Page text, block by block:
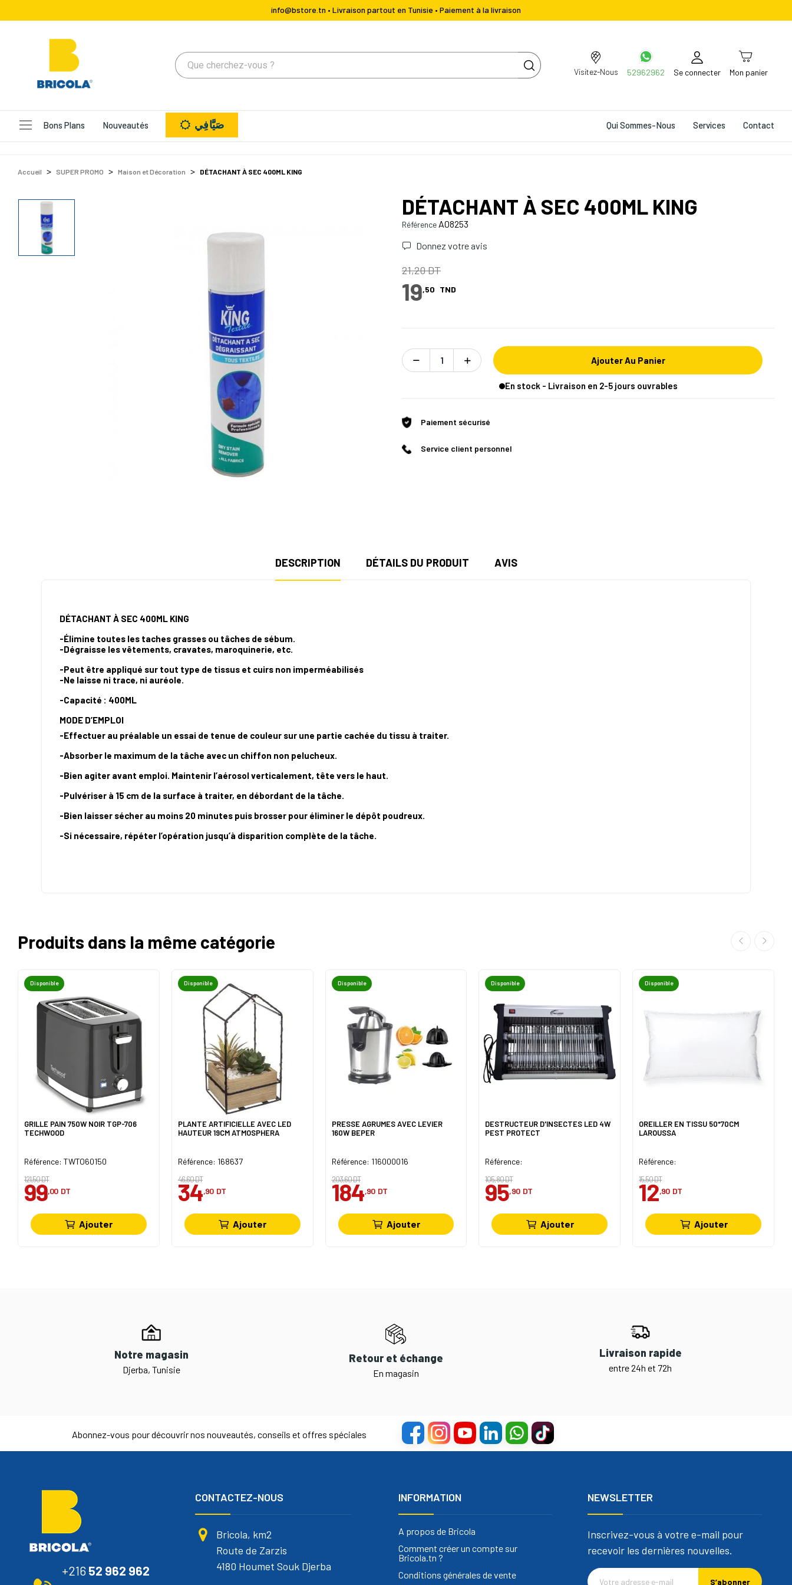
info@bstore.tn • Livraison partout en Tunisie • Paiement à la livraison
Visitez-Nous 52962962 Se connecter Mon panier
Bons Plans Nouveautés Qui Sommes-Nous Services Contact صَيَّافِي
Accueil SUPER PROMO Maison et Décoration DÉTACHANT À SEC 400ML KING
DÉTACHANT À SEC 400ML KING
Référence A08253
Donnez votre avis
21,20 DT
19,50 TND
Ajouter Au Panier
En stock - Livraison en 2-5 jours ouvrables
Paiement sécurisé
Service client personnel
DESCRIPTION DÉTAILS DU PRODUIT AVIS
DÉTACHANT À SEC 400ML KING
-Élimine toutes les taches grasses ou tâches de sébum.
-Dégraisse les vêtements, cravates, maroquinerie, etc.
-Peut être appliqué sur tout type de tissus et cuirs non imperméabilisés
-Ne laisse ni trace, ni auréole.
-Capacité : 400ML
MODE D’EMPLOI
-Effectuer au préalable un essai de tenue de couleur sur une partie cachée du tissu à traiter.
-Absorber le maximum de la tâche avec un chiffon non pelucheux.
-Bien agiter avant emploi. Maintenir l’aérosol verticalement, tête vers le haut.
-Pulvériser à 15 cm de la surface à traiter, en débordant de la tâche.
-Bien laisser sécher au moins 20 minutes puis brosser pour éliminer le dépôt poudreux.
-Si nécessaire, répéter l’opération jusqu’à disparition complète de la tâche.
Produits dans la même catégorie
Disponible
GRILLE PAIN 750W NOIR TGP-706
TECHWOOD
Référence: TWTO60150
121,50 DT
99,00 DT
Ajouter
Disponible
PLANTE ARTIFICIELLE AVEC LED
HAUTEUR 19CM ATMOSPHERA
Référence: 168637
46,60 DT
34,90 DT
Ajouter
Disponible
PRESSE AGRUMES AVEC LEVIER
160W BEPER
Référence: 116000016
203,60 DT
184,90 DT
Ajouter
Disponible
DESTRUCTEUR D'INSECTES LED 4W
PEST PROTECT
Référence:
105,80 DT
95,90 DT
Ajouter
Disponible
OREILLER EN TISSU 50*70CM
LAROUSSA
Référence:
15,50 DT
12,90 DT
Ajouter
Notre magasin
Djerba, Tunisie
Retour et échange
En magasin
Livraison rapide
entre 24h et 72h
Abonnez-vous pour découvrir nos nouveautés, conseils et offres spéciales
+216 52 962 962
CONTACTEZ-NOUS
Bricola, km2
Route de Zarzis
4180 Houmet Souk Djerba
INFORMATION
A propos de Bricola
Comment créer un compte sur
Bricola.tn ?
Conditions générales de vente
NEWSLETTER
Inscrivez-vous à votre e-mail pour
recevoir les dernières nouvelles.
S’abonner